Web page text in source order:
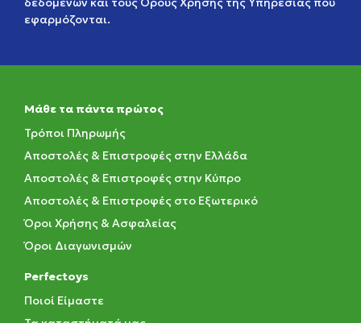
εφαρμόζονται.
Μάθε τα πάντα πρώτος
Τρόποι Πληρωμής
Αποστολές & Επιστροφές στην Ελλάδα
Αποστολές & Επιστροφές στην Κύπρο
Αποστολές & Επιστροφές στο Εξωτερικό
Όροι Χρήσης & Ασφαλείας
Όροι Διαγωνισμών
Perfectoys
Ποιοί Είμαστε